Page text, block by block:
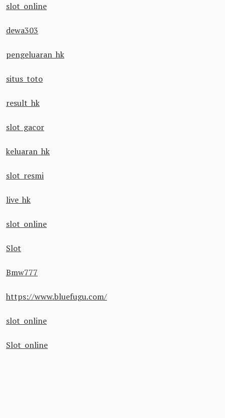
slot online
dewa303
pengeluaran hk
situs toto
result hk
slot gacor
keluaran hk
slot resmi
live hk
slot online
Slot
Bmw777
https://www.bluefugu.com/
slot online
Slot online